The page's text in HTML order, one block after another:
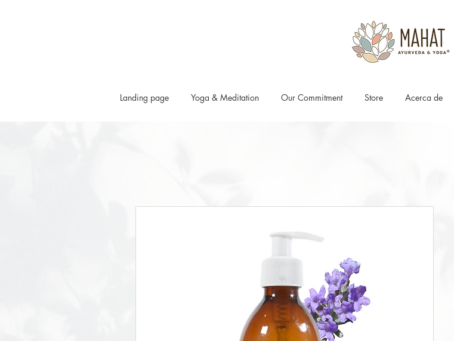
Landing page Yoga & Meditation Our Commitment Store Acerca de